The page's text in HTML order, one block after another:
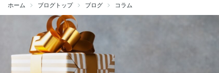
ホーム ブログトップ ブログ コラム